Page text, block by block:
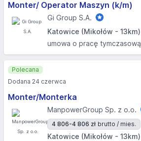
Monter/ Operator Maszyn (k/m)
Gi Group S.A.
Katowice (Mikołów - 13km)
umowa o pracę tymczasową
Monter/Monterka
ManpowerGroup Sp. z o.o.
4 806-4 806 zł brutto / mies.
Katowice (Mikołów - 13km)
Polecana
Dodana 24 czerwca